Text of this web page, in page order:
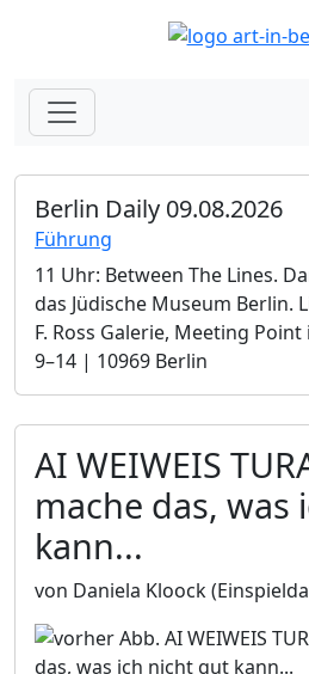
Berlin Daily 09.08.2026
Führung
11 Uhr: Between The Lines.
das Jüdische Museum Berlin.­
F. Ross Galerie, Meeting
9–14 | 10969 Berlin
AI WEIWEIS
mache das, was
kann...
von Daniela Kloock